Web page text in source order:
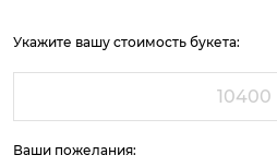
Укажите вашу стоимость букета:
Ваши пожелания: